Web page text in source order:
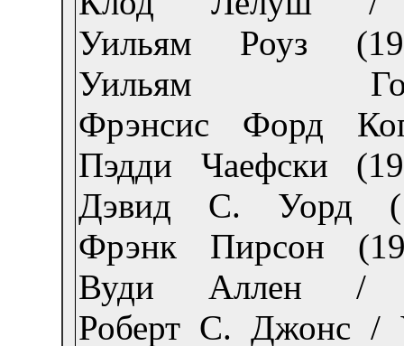
Уильям Роуз
Уильям
Фрэнсис Форд
Пэдди Чаефски
Дэвид С. Уорд
Фрэнк Пирсон
Вуди Аллен /
Роберт С. Джонс /